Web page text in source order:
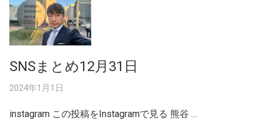
SNSまとめ12月31日
2024年1月1日
instagram この投稿をInstagramで見る 熊谷 …